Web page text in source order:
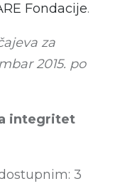
Fondacije.
za
2015. po
integritet
3